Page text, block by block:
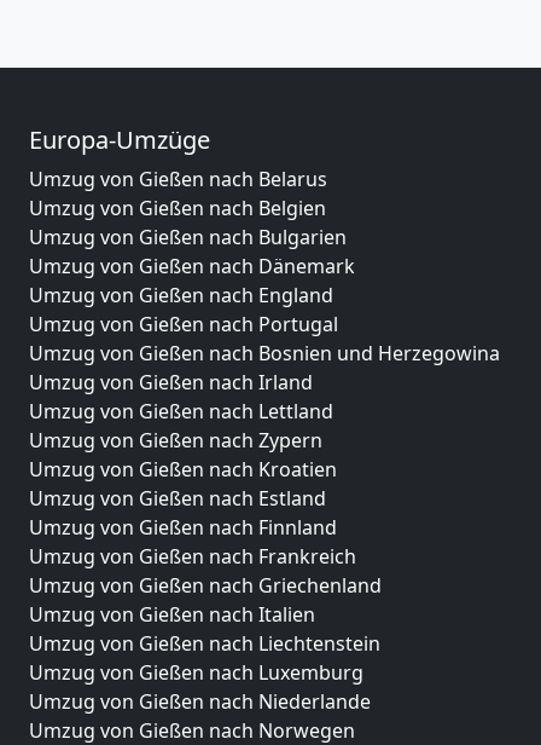
Europa-Umzüge
Umzug von Gießen nach Belarus
Umzug von Gießen nach Belgien
Umzug von Gießen nach Bulgarien
Umzug von Gießen nach Dänemark
Umzug von Gießen nach England
Umzug von Gießen nach Portugal
Umzug von Gießen nach Bosnien und Herzegowina
Umzug von Gießen nach Irland
Umzug von Gießen nach Lettland
Umzug von Gießen nach Zypern
Umzug von Gießen nach Kroatien
Umzug von Gießen nach Estland
Umzug von Gießen nach Finnland
Umzug von Gießen nach Frankreich
Umzug von Gießen nach Griechenland
Umzug von Gießen nach Italien
Umzug von Gießen nach Liechtenstein
Umzug von Gießen nach Luxemburg
Umzug von Gießen nach Niederlande
Umzug von Gießen nach Norwegen